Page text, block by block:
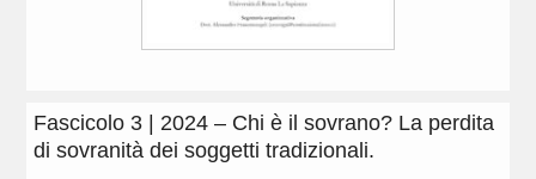
Fascicolo 3 | 2024 – Chi è il sovrano? La perdita
di sovranità dei soggetti tradizionali.